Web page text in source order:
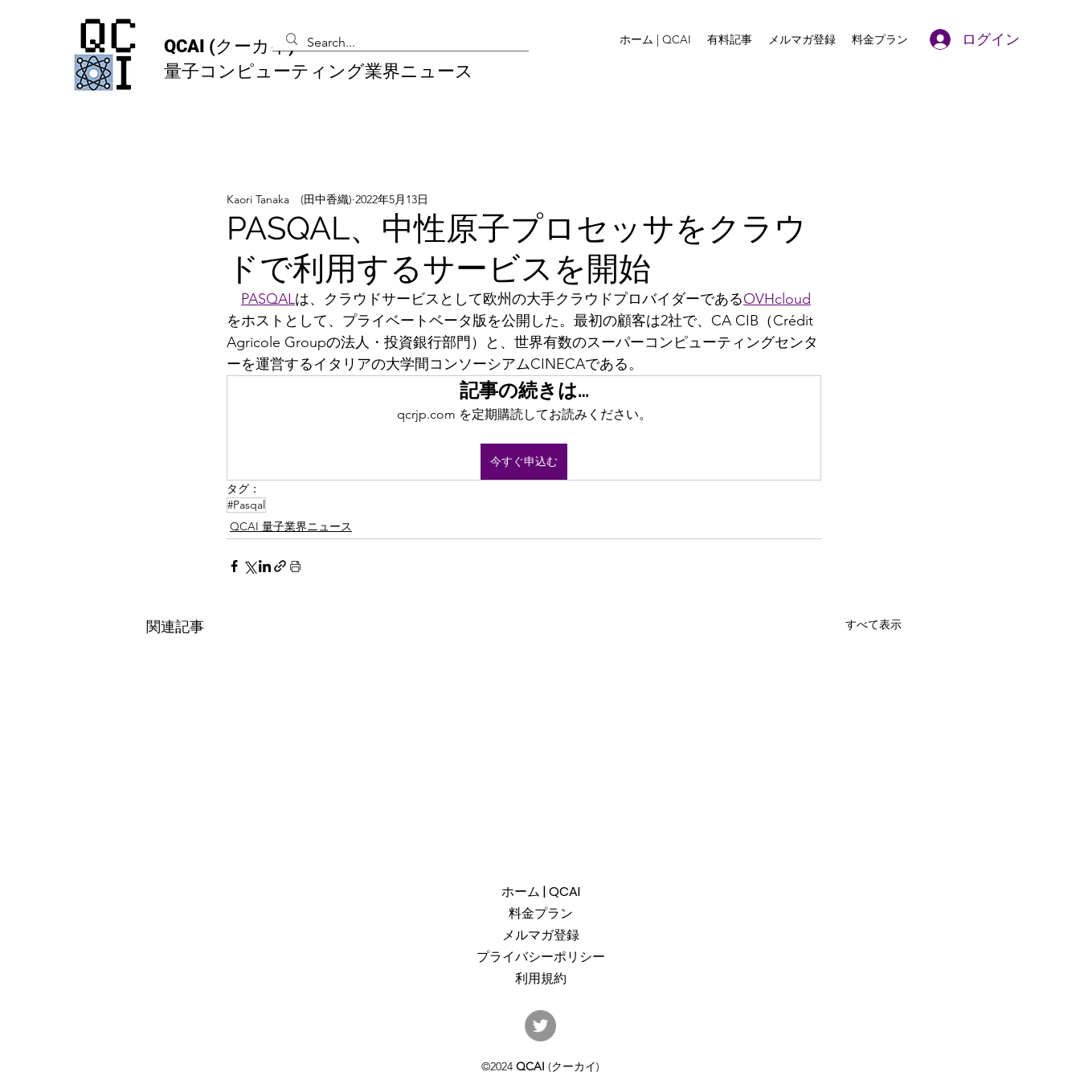
QCAI (クーカイ)
量子コンピューティング業界ニュース
ホーム | QCAI 有料記事 メルマガ登録 料金プラン ログイン
PASQAL、中性原子プロセッサをクラウ
ドで利用するサービスを開始
Kaori Tanaka (田中香織) 2022年5月13日
PASQALは、クラウドサービスとして欧州の大手クラウドプロバイダーであるOVHcloud
をホストとして、プライベートベータ版を公開した。最初の顧客は2社で、CA CIB（Crédit
Agricole Groupの法人・投資銀行部門）と、世界有数のスーパーコンピューティングセンタ
ーを運営するイタリアの大学間コンソーシアムCINECAである。
記事の続きは…
qcrjp.com を定期購読してお読みください。
今すぐ申込む
タグ：
#Pasqal
QCAI 量子業界ニュース
関連記事 すべて表示
産総研のG-QuATに冷却原子
(中性原子)方式の米国QuEra社
億円（4,100万米ドル）。設置
ホーム | QCAI
料金プラン
メルマガ登録
プライバシーポリシー
利用規約
©2024 QCAI (クーカイ)